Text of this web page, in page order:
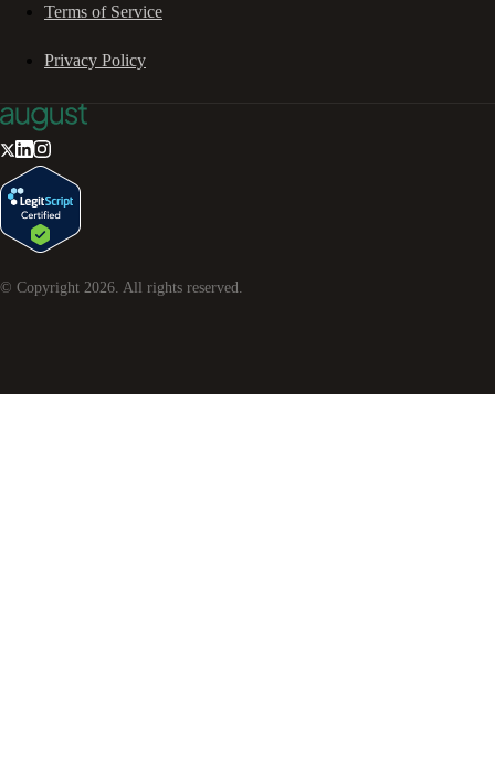
Terms of Service
Privacy Policy
© Copyright 2026 . All rights reserved.